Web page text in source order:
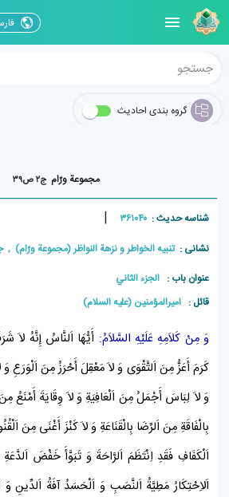
گروه بندی احادیث
مجموعة ورّام ج۲ ص۳۹
شناسه حدیث : ۳۶۱۰۴۰ |
نشانی :تنبيه الخواطر و نزهة النواظر (مجموعة ورّام) , جلد۲ ,
عنوان باب : الجزء الثاني
قائل : امیرالمؤمنین (علیه السلام)
وَ مِنْ كَلاَمِهِ عَلَيْهِ السَّلاَمُ: أَيُّهَا اَلنَّاسُ إِنَّهُ لاَ
كَرَمَ أَعَزُّ مِنَ اَلتَّقْوَى وَ لاَ مَعْقِلَ أَحْرَزُ مِنَ اَلْوَرَعِ
وَ لاَ لِبَاسَ أَجْمَلُ مِنَ اَلْعَافِيَةِ وَ لاَ وِقَايَةَ أَمْنَعُ
بِالْفَاقَةِ مِنَ اَلرِّضَا بِالْقَنَاعَةِ وَ لاَ كَنْزَ أَغْنَى مِنَ
اَلْكَفَافِ فَقَدِ اِنْتَظَمَ اَلرَّاحَةَ وَ تَبَوَّأَ خَفْضَ
اَلاِحْتِكَارُ مَطِيَّةُ اَلنَّصَبِ وَ اَلْحَسَدُ آفَةُ اَلدِّينِ